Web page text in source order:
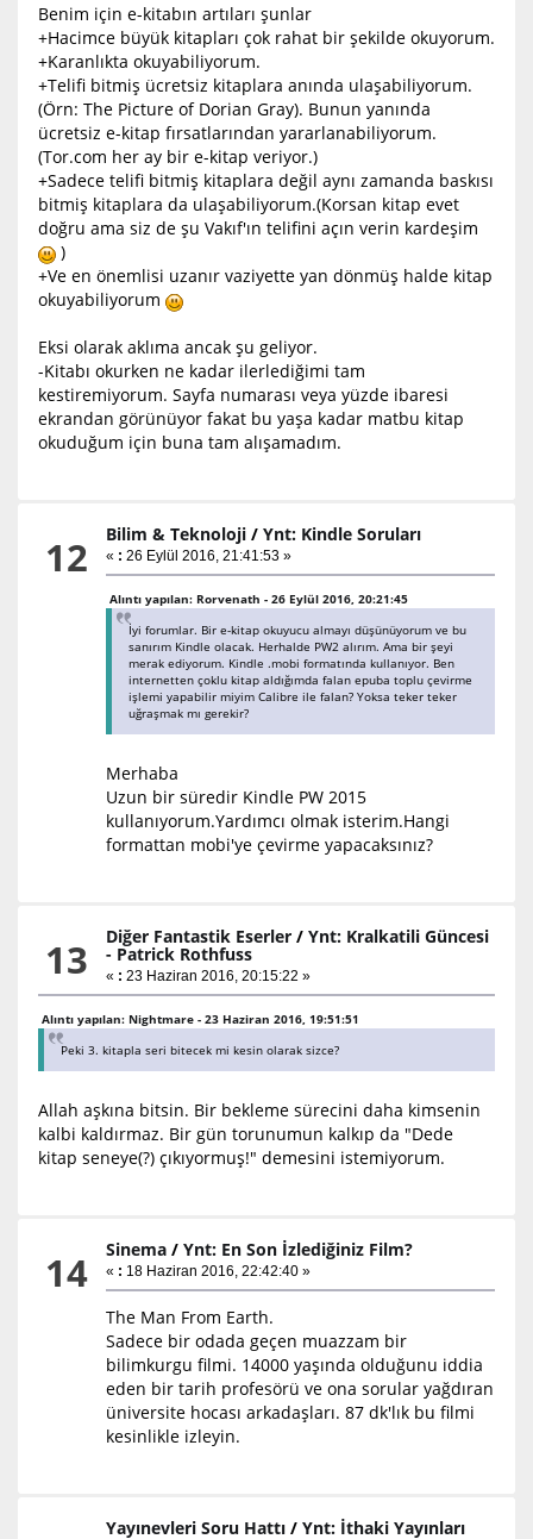
Benim için e-kitabın artıları şunlar
+Hacimce büyük kitapları çok rahat bir şekilde okuyorum.
+Karanlıkta okuyabiliyorum.
+Telifi bitmiş ücretsiz kitaplara anında ulaşabiliyorum.
(Örn: The Picture of Dorian Gray). Bunun yanında
ücretsiz e-kitap fırsatlarından yararlanabiliyorum.
(Tor.com her ay bir e-kitap veriyor.)
+Sadece telifi bitmiş kitaplara değil aynı zamanda baskısı
bitmiş kitaplara da ulaşabiliyorum.(Korsan kitap evet
doğru ama siz de şu Vakıf'ın telifini açın verin kardeşim
)
+Ve en önemlisi uzanır vaziyette yan dönmüş halde kitap
okuyabiliyorum
Eksi olarak aklıma ancak şu geliyor.
-Kitabı okurken ne kadar ilerlediğimi tam
kestiremiyorum. Sayfa numarası veya yüzde ibaresi
ekrandan görünüyor fakat bu yaşa kadar matbu kitap
okuduğum için buna tam alışamadım.
12 Bilim & Teknoloji /Ynt: Kindle Soruları
« : 26 Eylül 2016, 21:41:53 »
Alıntı yapılan: Rorvenath - 26 Eylül 2016, 20:21:45
İyi forumlar. Bir e-kitap okuyucu almayı düşünüyorum ve bu
sanırım Kindle olacak. Herhalde PW2 alırım. Ama bir şeyi
merak ediyorum. Kindle .mobi formatında kullanıyor. Ben
internetten çoklu kitap aldığımda falan epuba toplu çevirme
işlemi yapabilir miyim Calibre ile falan? Yoksa teker teker
uğraşmak mı gerekir?
Merhaba
Uzun bir süredir Kindle PW 2015
kullanıyorum.Yardımcı olmak isterim.Hangi
formattan mobi'ye çevirme yapacaksınız?
13 Diğer Fantastik Eserler /Ynt: Kralkatili Güncesi
- Patrick Rothfuss
« : 23 Haziran 2016, 20:15:22 »
Alıntı yapılan: Nightmare - 23 Haziran 2016, 19:51:51
Peki 3. kitapla seri bitecek mi kesin olarak sizce?
Allah aşkına bitsin. Bir bekleme sürecini daha kimsenin
kalbi kaldırmaz. Bir gün torunumun kalkıp da "Dede
kitap seneye(?) çıkıyormuş!" demesini istemiyorum.
14 Sinema /Ynt: En Son İzlediğiniz Film?
« : 18 Haziran 2016, 22:42:40 »
The Man From Earth.
Sadece bir odada geçen muazzam bir
bilimkurgu filmi. 14000 yaşında olduğunu iddia
eden bir tarih profesörü ve ona sorular yağdıran
üniversite hocası arkadaşları. 87 dk'lık bu filmi
kesinlikle izleyin.
Yayınevleri Soru Hattı /Ynt: İthaki Yayınları